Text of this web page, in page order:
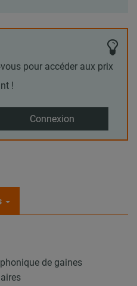
pour accéder aux prix
!
Connexion
de gaines